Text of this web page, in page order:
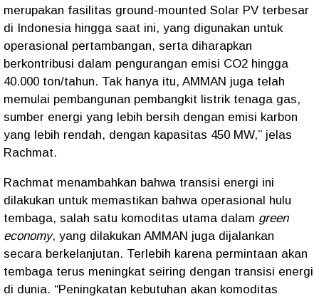
merupakan fasilitas ground-mounted Solar PV terbesar
di Indonesia hingga saat ini, yang digunakan untuk
operasional pertambangan, serta diharapkan
berkontribusi dalam pengurangan emisi CO2 hingga
40.000 ton/tahun. Tak hanya itu, AMMAN juga telah
memulai pembangunan pembangkit listrik tenaga gas,
sumber energi yang lebih bersih dengan emisi karbon
yang lebih rendah, dengan kapasitas 450 MW,” jelas
Rachmat.
Rachmat menambahkan bahwa transisi energi ini
dilakukan untuk memastikan bahwa operasional hulu
tembaga, salah satu komoditas utama dalam green
economy, yang dilakukan AMMAN juga dijalankan
secara berkelanjutan. Terlebih karena permintaan akan
tembaga terus meningkat seiring dengan transisi energi
di dunia. “Peningkatan kebutuhan akan komoditas